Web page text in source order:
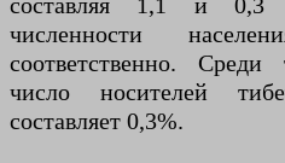
численности
соответственно. Среди
число носителей
составляет 0,3%.